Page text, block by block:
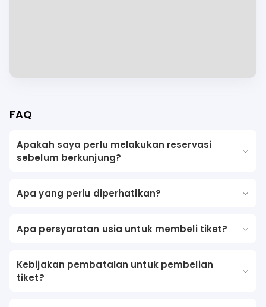
FAQ
Apakah saya perlu melakukan reservasi
sebelum berkunjung?
Apa yang perlu diperhatikan?
Apa persyaratan usia untuk membeli tiket?
Kebijakan pembatalan untuk pembelian
tiket?